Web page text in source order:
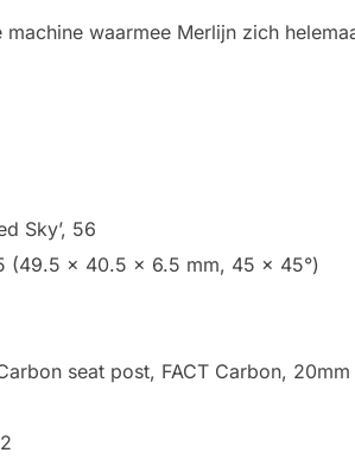
machine waarmee Merlijn zich
Sky’, 56
(49.5 x 40.5 x 6.5 mm, 45 x 45°)
seat post, FACT Carbon,